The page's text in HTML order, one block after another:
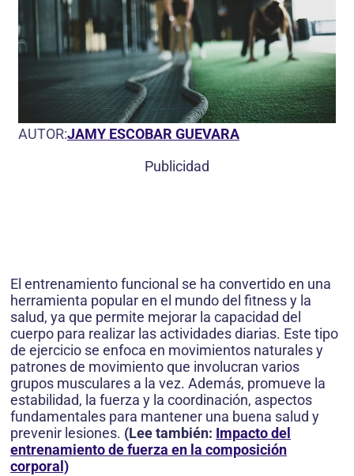
AUTOR:JAMY ESCOBAR GUEVARA
Publicidad
El entrenamiento funcional se ha convertido en una
herramienta popular en el mundo del fitness y la
salud, ya que permite mejorar la capacidad del
cuerpo para realizar las actividades diarias. Este tipo
de ejercicio se enfoca en movimientos naturales y
patrones de movimiento que involucran varios
grupos musculares a la vez. Además, promueve la
estabilidad, la fuerza y la coordinación, aspectos
fundamentales para mantener una buena salud y
prevenir lesiones. (Lee también: Impacto del
entrenamiento de fuerza en la composición
corporal)